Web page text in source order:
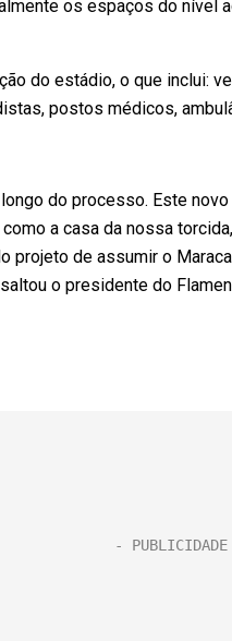
os espaços do nível
do estádio, o que inclui:
postos médicos,
do processo. Este
a casa da nossa
projeto de assumir o
o presidente do